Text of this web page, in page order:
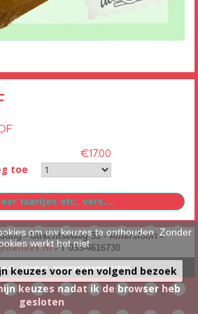
€17.00
toe
- Utrechtseweg 53 - Amersfoort -
- T 033-4616730
-sitemap -privacystatement/AVG
om uw keuzes te onthouden. Zonder
werkt het niet
keuzes voor een volgend bezoek
keuzes nadat ik de browser heb
gesloten